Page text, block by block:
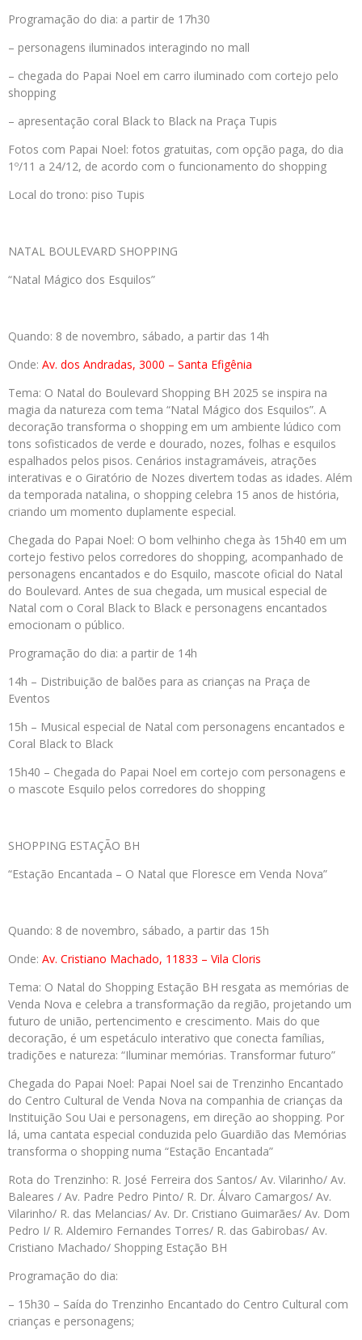
Programação do dia: a partir de 17h30
– personagens iluminados interagindo no mall
– chegada do Papai Noel em carro iluminado com cortejo pelo
shopping
– apresentação coral Black to Black na Praça Tupis
Fotos com Papai Noel: fotos gratuitas, com opção paga, do dia
1º/11 a 24/12, de acordo com o funcionamento do shopping
Local do trono: piso Tupis
NATAL BOULEVARD SHOPPING
“Natal Mágico dos Esquilos”
Quando: 8 de novembro, sábado, a partir das 14h
Onde: Av. dos Andradas, 3000 – Santa Efigênia
Tema: O Natal do Boulevard Shopping BH 2025 se inspira na
magia da natureza com tema “Natal Mágico dos Esquilos”. A
decoração transforma o shopping em um ambiente lúdico com
tons sofisticados de verde e dourado, nozes, folhas e esquilos
espalhados pelos pisos. Cenários instagramáveis, atrações
interativas e o Giratório de Nozes divertem todas as idades. Além
da temporada natalina, o shopping celebra 15 anos de história,
criando um momento duplamente especial.
Chegada do Papai Noel: O bom velhinho chega às 15h40 em um
cortejo festivo pelos corredores do shopping, acompanhado de
personagens encantados e do Esquilo, mascote oficial do Natal
do Boulevard. Antes de sua chegada, um musical especial de
Natal com o Coral Black to Black e personagens encantados
emocionam o público.
Programação do dia: a partir de 14h
14h – Distribuição de balões para as crianças na Praça de
Eventos
15h – Musical especial de Natal com personagens encantados e
Coral Black to Black
15h40 – Chegada do Papai Noel em cortejo com personagens e
o mascote Esquilo pelos corredores do shopping
SHOPPING ESTAÇÃO BH
“Estação Encantada – O Natal que Floresce em Venda Nova”
Quando: 8 de novembro, sábado, a partir das 15h
Onde: Av. Cristiano Machado, 11833 – Vila Cloris
Tema: O Natal do Shopping Estação BH resgata as memórias de
Venda Nova e celebra a transformação da região, projetando um
futuro de união, pertencimento e crescimento. Mais do que
decoração, é um espetáculo interativo que conecta famílias,
tradições e natureza: “Iluminar memórias. Transformar futuro”
Chegada do Papai Noel: Papai Noel sai de Trenzinho Encantado
do Centro Cultural de Venda Nova na companhia de crianças da
Instituição Sou Uai e personagens, em direção ao shopping. Por
lá, uma cantata especial conduzida pelo Guardião das Memórias
transforma o shopping numa “Estação Encantada”
Rota do Trenzinho: R. José Ferreira dos Santos/ Av. Vilarinho/ Av.
Baleares / Av. Padre Pedro Pinto/ R. Dr. Álvaro Camargos/ Av.
Vilarinho/ R. das Melancias/ Av. Dr. Cristiano Guimarães/ Av. Dom
Pedro I/ R. Aldemiro Fernandes Torres/ R. das Gabirobas/ Av.
Cristiano Machado/ Shopping Estação BH
Programação do dia:
– 15h30 – Saída do Trenzinho Encantado do Centro Cultural com
crianças e personagens;